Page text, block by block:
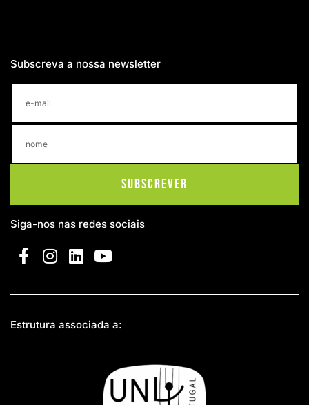
Subscreva a nossa newsletter
Subscrever
Siga-nos nas redes sociais
Estrutura associada a: